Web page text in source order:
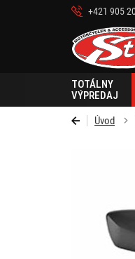
+421 905
Styx
TOTÁLNY
VÝPREDAJ
Úvod